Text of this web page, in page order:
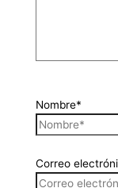
Nombre*
Correo